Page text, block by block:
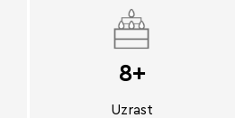
8+
Uzrast